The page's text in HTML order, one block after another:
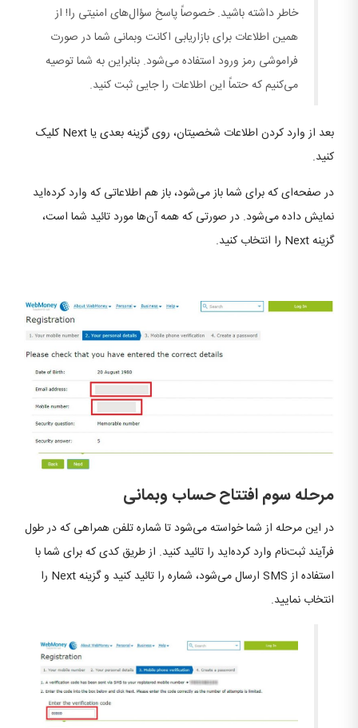
خاطر داشته باشید. خصوصاً پاسخ سؤال‌های امنیتی را! از
همین اطلاعات برای بازاریابی اکانت وبمانی شما در صورت
فراموشی رمز ورود استفاده می‌شود. بنابراین به شما توصیه
می‌کنیم که حتماً این اطلاعات را جایی ثبت کنید.
بعد از وارد کردن اطلاعات شخصیتان، روی گزینه بعدی یا Next کلیک
کنید.
در صفحه‌ای که برای شما باز می‌شود، باز هم اطلاعاتی که وارد کرده‌اید
نمایش داده می‌شود. در صورتی که همه آن‌ها مورد تائید شما است،
گزینه Next را انتخاب کنید.
مرحله سوم افتتاح حساب وبمانی
در این مرحله از شما خواسته می‌شود تا شماره تلفن همراهی که در طول
فرآیند ثبت‌نام وارد کرده‌اید را تائید کنید. از طریق کدی که برای شما با
استفاده از SMS ارسال می‌شود، شماره را تائید کنید و گزینه Next را
انتخاب نمایید.